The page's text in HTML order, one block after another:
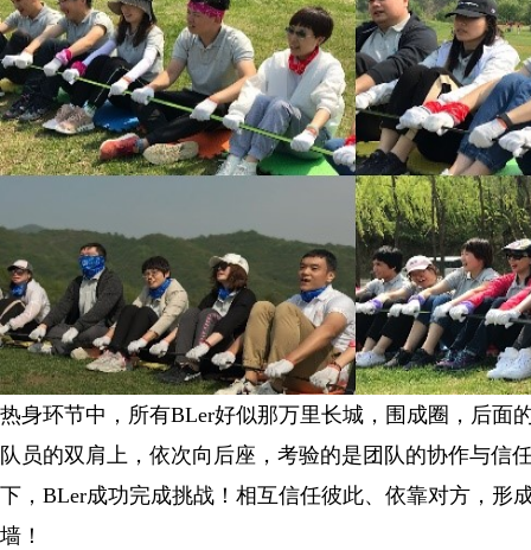
热身环节中，所有BLer好似那万里长城，围成圈，后面
队员的双肩上，依次向后座，考验的是团队的协作与信
下，BLer成功完成挑战！相互信任彼此、依靠对方，形
墙！